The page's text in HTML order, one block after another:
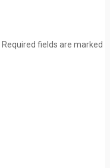
Required fields are marked